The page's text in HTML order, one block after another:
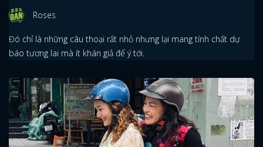
Roses
Đó chỉ là những câu thoại rất nhỏ nhưng lại mang tính chất dự
báo tương lai mà ít khán giả để ý tới.